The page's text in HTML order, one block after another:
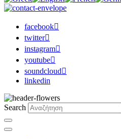
facebook
twitter
instagram
youtube
soundcloud
linkedin
Search